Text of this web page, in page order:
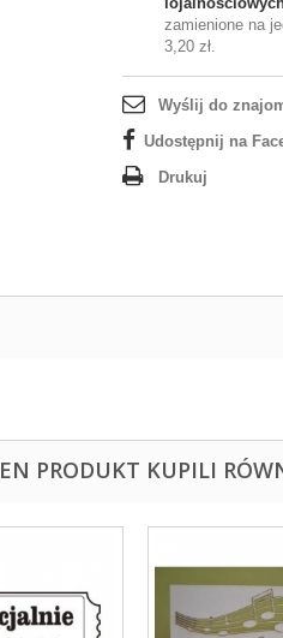
zamienione na
3,20 zł.
Wyślij do
Udostępnij na
Drukuj
PRODUKT KUPILI